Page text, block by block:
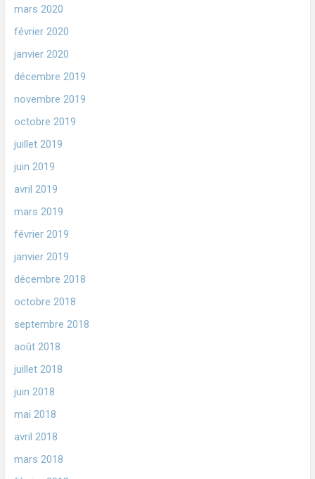
mars 2020
février 2020
janvier 2020
décembre 2019
novembre 2019
octobre 2019
juillet 2019
juin 2019
avril 2019
mars 2019
février 2019
janvier 2019
décembre 2018
octobre 2018
septembre 2018
août 2018
juillet 2018
juin 2018
mai 2018
avril 2018
mars 2018